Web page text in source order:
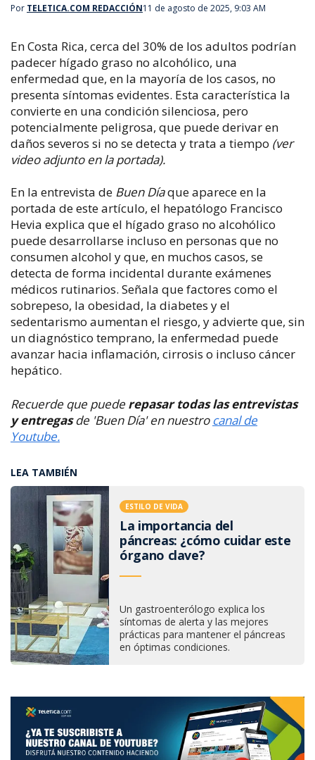
Por TELETICA.COM REDACCIÓN11 de agosto de 2025, 9:03 AM
En Costa Rica, cerca del 30% de los adultos podrían
padecer hígado graso no alcohólico, una
enfermedad que, en la mayoría de los casos, no
presenta síntomas evidentes. Esta característica la
convierte en una condición silenciosa, pero
potencialmente peligrosa, que puede derivar en
daños severos si no se detecta y trata a tiempo (ver
video adjunto en la portada).
En la entrevista de Buen Díaque aparece en la
portada de este artículo, el hepatólogo Francisco
Hevia explica que el hígado graso no alcohólico
puede desarrollarse incluso en personas que no
consumen alcohol y que, en muchos casos, se
detecta de forma incidental durante exámenes
médicos rutinarios. Señala que factores como el
sobrepeso, la obesidad, la diabetes y el
sedentarismo aumentan el riesgo, y advierte que, sin
un diagnóstico temprano, la enfermedad puede
avanzar hacia inflamación, cirrosis o incluso cáncer
hepático.
Recuerde que puede repasar todas las entrevistas
y entregasde 'Buen Día' en nuestro canal de
Youtube.
LEA TAMBIÉN
ESTILO DE VIDA
La importancia del
páncreas: ¿cómo cuidar este
órgano clave?
Un gastroenterólogo explica los
síntomas de alerta y las mejores
prácticas para mantener el páncreas
en óptimas condiciones.